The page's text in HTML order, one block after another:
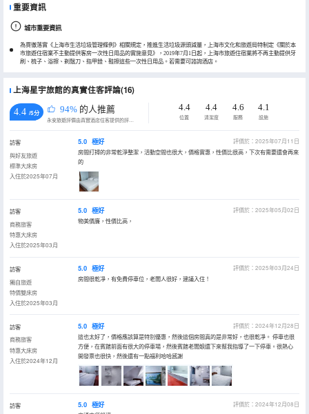
重要資訊
城市重要資訊
為貫徹落實《上海市生活垃圾管理條例》相關規定，推進生活垃圾源頭減量，上海市文化和旅遊局特制定《關於本
市旅遊住宿業不主動提供客房一次性日用品的實施意見》，2019年7月1日起，上海市旅遊住宿業將不再主動提供牙
刷、梳子、浴擦、剃鬚刀、指甲銼、鞋擦這些一次性日用品。若需要可諮詢酒店。
上海星宇旅館的真實住客評論(16)
4.4 /5分 94% 的人推薦
永安旅遊評價由真實酒店住客提供的評價。
4.4
位置
4.4
清潔度
4.6
服務
4.1
設施
訪客
與好友旅遊
標準大床房
入住於2025年07月
5.0 極好
評價於：2025年07月11日
房間打掃的非常乾淨整潔，活動空間也很大，價格實惠，性價比很高，下次有需要還會再來
的
訪客
商務旅客
特惠大床房
入住於2025年03月
5.0 極好
評價於：2025年05月02日
物美價廉，性價比高，
訪客
獨自旅遊
特價雙床房
入住於2025年03月
5.0 極好
評價於：2025年03月24日
房間很乾凈，有免費停車位，老闆人很好，建議入住！
訪客
商務旅客
特惠大床房
入住於2024年12月
5.0 極好
評價於：2024年12月28日
這也太好了，價格應該算是特別優惠，然後這個房間真的是非常好，也很乾凈。 停車也很
方便，在賓館前面有很大的停車場，然後賓館老闆娘還下來幫我指導了一下停車。很熱心
開發票也很快，然後還有一點福利哈哈感謝
訪客
5.0 極好
評價於：2024年12月08日